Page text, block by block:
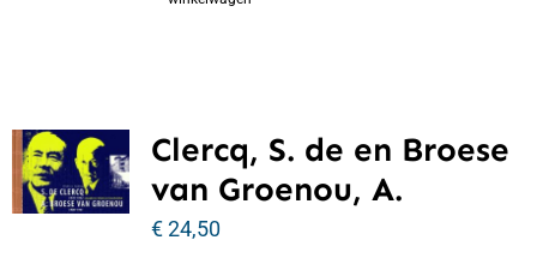
Clercq, S. de en Broese
van Groenou, A.
€24,50